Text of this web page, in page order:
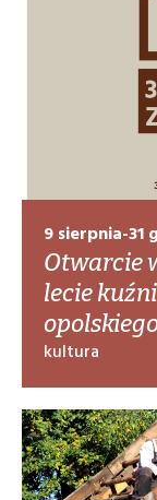
9 sierpnia-31
Otwarcie
lecie
kultura